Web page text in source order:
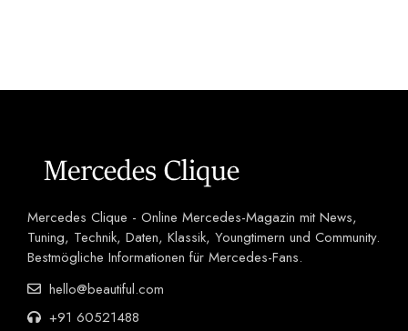
Mercedes Clique - Online Mercedes-Magazin mit News,
Tuning, Technik, Daten, Klassik, Youngtimern und Community.
Bestmögliche Informationen für Mercedes-Fans.
hello@beautiful.com
+91 60521488